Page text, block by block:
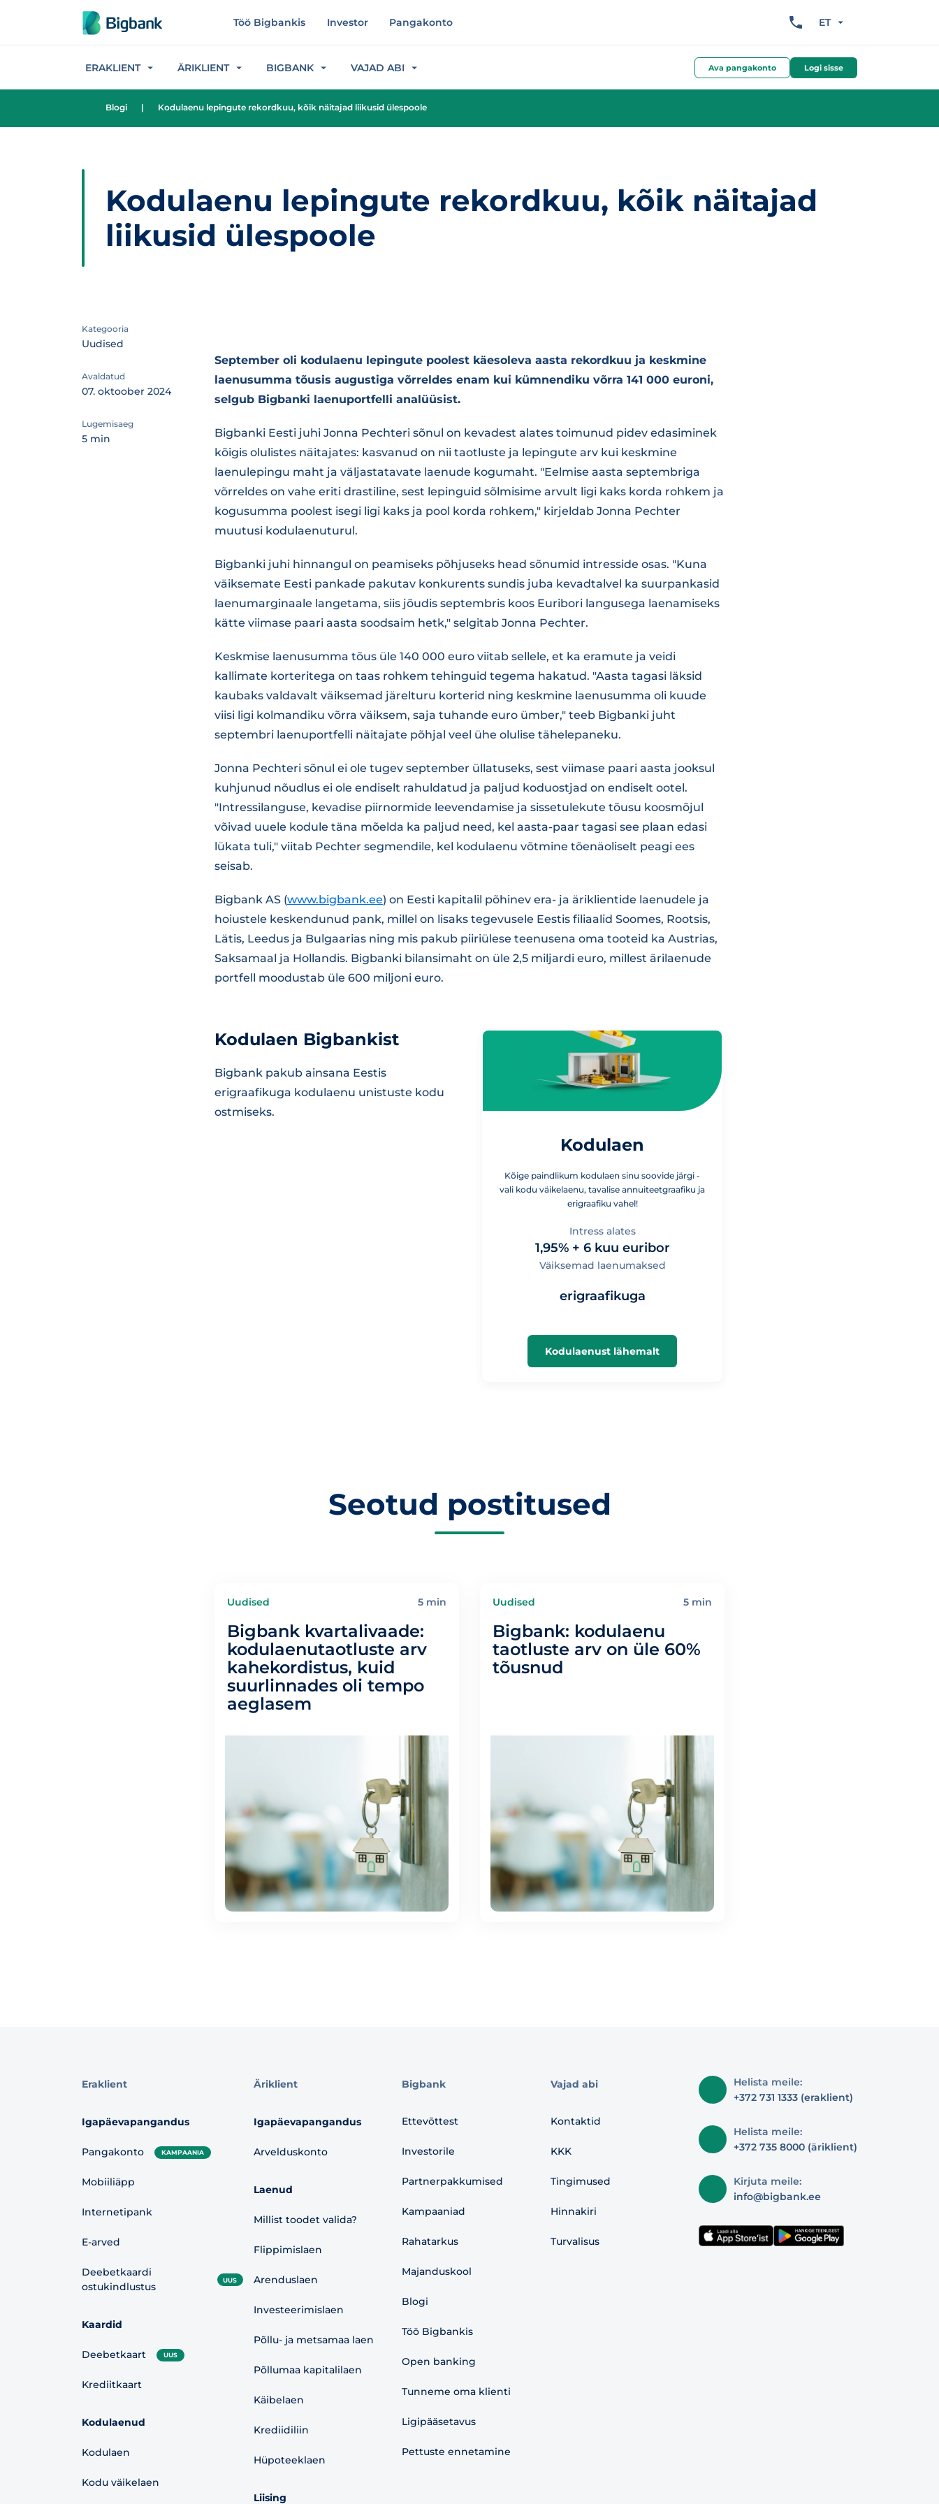
Hüppa sisu juurde
Töö Bigbankis Investor Pangakonto ET
ERAKLIENT ÄRIKLIENT BIGBANK VAJAD ABI Ava pangakonto Logi sisse
Blogi | Kodulaenu lepingute rekordkuu, kõik näitajad liikusid ülespoole
Kodulaenu lepingute rekordkuu, kõik näitajad
liikusid ülespoole
Kategooria
Uudised
Avaldatud
07. oktoober 2024
Lugemisaeg
5 min
September oli kodulaenu lepingute poolest käesoleva aasta rekordkuu ja keskmine
laenusumma tõusis augustiga võrreldes enam kui kümnendiku võrra 141 000 euroni,
selgub Bigbanki laenuportfelli analüüsist.
Bigbanki Eesti juhi Jonna Pechteri sõnul on kevadest alates toimunud pidev edasiminek
kõigis olulistes näitajates: kasvanud on nii taotluste ja lepingute arv kui keskmine
laenulepingu maht ja väljastatavate laenude kogumaht. "Eelmise aasta septembriga
võrreldes on vahe eriti drastiline, sest lepinguid sõlmisime arvult ligi kaks korda rohkem ja
kogusumma poolest isegi ligi kaks ja pool korda rohkem," kirjeldab Jonna Pechter
muutusi kodulaenuturul.
Bigbanki juhi hinnangul on peamiseks põhjuseks head sõnumid intresside osas. "Kuna
väiksemate Eesti pankade pakutav konkurents sundis juba kevadtalvel ka suurpankasid
laenumarginaale langetama, siis jõudis septembris koos Euribori langusega laenamiseks
kätte viimase paari aasta soodsaim hetk," selgitab Jonna Pechter.
Keskmise laenusumma tõus üle 140 000 euro viitab sellele, et ka eramute ja veidi
kallimate korteritega on taas rohkem tehinguid tegema hakatud. "Aasta tagasi läksid
kaubaks valdavalt väiksemad järelturu korterid ning keskmine laenusumma oli kuude
viisi ligi kolmandiku võrra väiksem, saja tuhande euro ümber," teeb Bigbanki juht
septembri laenuportfelli näitajate põhjal veel ühe olulise tähelepaneku.
Jonna Pechteri sõnul ei ole tugev september üllatuseks, sest viimase paari aasta jooksul
kuhjunud nõudlus ei ole endiselt rahuldatud ja paljud koduostjad on endiselt ootel.
"Intressilanguse, kevadise piirnormide leevendamise ja sissetulekute tõusu koosmõjul
võivad uuele kodule täna mõelda ka paljud need, kel aasta-paar tagasi see plaan edasi
lükata tuli," viitab Pechter segmendile, kel kodulaenu võtmine tõenäoliselt peagi ees
seisab.
Bigbank AS (www.bigbank.ee) on Eesti kapitalil põhinev era- ja äriklientide laenudele ja
hoiustele keskendunud pank, millel on lisaks tegevusele Eestis filiaalid Soomes, Rootsis,
Lätis, Leedus ja Bulgaarias ning mis pakub piiriülese teenusena oma tooteid ka Austrias,
Saksamaal ja Hollandis. Bigbanki bilansimaht on üle 2,5 miljardi euro, millest ärilaenude
portfell moodustab üle 600 miljoni euro.
Kodulaen Bigbankist
Bigbank pakub ainsana Eestis
erigraafikuga kodulaenu unistuste kodu
ostmiseks.
Kodulaen
Kõige paindlikum kodulaen sinu soovide järgi -
vali kodu väikelaenu, tavalise annuiteetgraafiku ja
erigraafiku vahel!
Intress alates
1,95% + 6 kuu euribor
Väiksemad laenumaksed
erigraafikuga
Kodulaenust lähemalt
Seotud postitused
Uudised 5 min
Bigbank kvartalivaade:
kodulaenutaotluste arv
kahekordistus, kuid
suurlinnades oli tempo
aeglasem
Uudised 5 min
Bigbank: kodulaenu
taotluste arv on üle 60%
tõusnud
Eraklient
Igapäevapangandus
Pangakonto KAMPAANIA
Mobiiliäpp
Internetipank
E-arved
Deebetkaardi
ostukindlustus
UUS
Kaardid
Deebetkaart UUS
Krediitkaart
Kodulaenud
Kodulaen
Kodu väikelaen
Äriklient
Igapäevapangandus
Arvelduskonto
Laenud
Millist toodet valida?
Flippimislaen
Arenduslaen
Investeerimislaen
Põllu- ja metsamaa laen
Põllumaa kapitalilaen
Käibelaen
Krediidiliin
Hüpoteeklaen
Liising
Bigbank
Ettevõttest
Investorile
Partnerpakkumised
Kampaaniad
Rahatarkus
Majanduskool
Blogi
Töö Bigbankis
Open banking
Tunneme oma klienti
Ligipääsetavus
Pettuste ennetamine
Vajad abi
Kontaktid
KKK
Tingimused
Hinnakiri
Turvalisus
Helista meile:
+372 731 1333 (eraklient)
Helista meile:
+372 735 8000 (äriklient)
Kirjuta meile:
info@bigbank.ee